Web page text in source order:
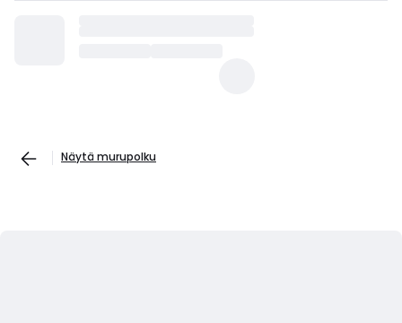
Näytä murupolku